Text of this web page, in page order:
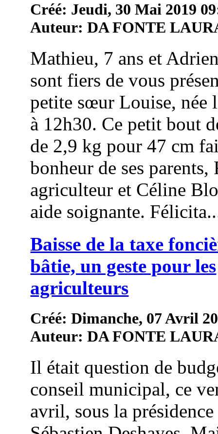
Créé: Jeudi, 30 Mai 2019
Auteur: DA FONTE
Mathieu, 7 ans et
sont fiers de vous
petite sœur Louise, née
à 12h30. Ce petit bout
de 2,9 kg pour 47 cm
bonheur de ses parents,
agriculteur et Céline
aide soignante.
Baisse de la taxe
bâtie, un geste pour les
agriculteurs
Créé: Dimanche, 07 Avril
Auteur: DA FONTE
Il était question de
conseil municipal, ce
avril, sous la présidence